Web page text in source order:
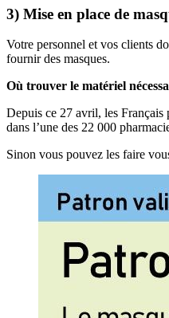
3) Mise en place de
Votre personnel et vos clients
fournir des masques.
Où trouver le matériel
Depuis ce 27 avril, les Français
dans l’une des 22 000
Sinon vous pouvez les faire